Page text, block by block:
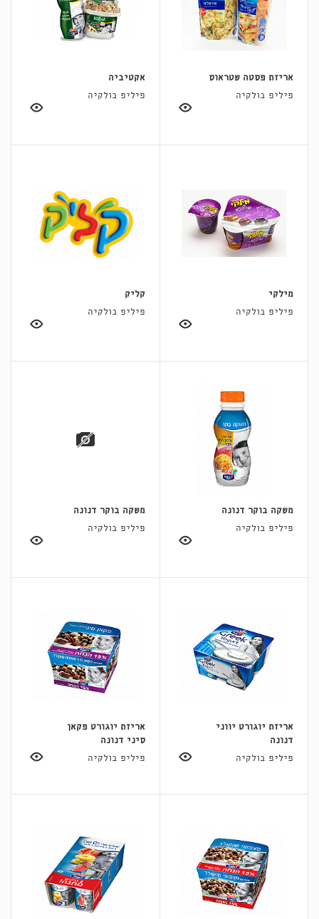
אריזת פסטה שטראוס
פיליפ בולקיה
אקטיביה
פיליפ בולקיה
מילקי
פיליפ בולקיה
קליק
פיליפ בולקיה
משקה בוקר דנונה
פיליפ בולקיה
משקה בוקר דנונה
פיליפ בולקיה
אריזת יוגורט יווני
דנונה
פיליפ בולקיה
אריזת יוגורט פקאן
סיני דנונה
פיליפ בולקיה